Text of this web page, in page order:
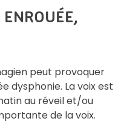
peut provoquer
dysphonie. La voix est
au réveil et/ou
de la voix.